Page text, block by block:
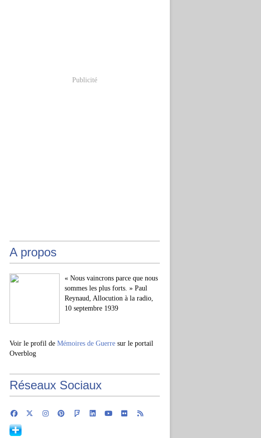
Publicité
A propos
« Nous vaincrons parce que nous
sommes les plus forts. » Paul
Reynaud, Allocution à la radio,
10 septembre 1939
Voir le profil de Mémoires de Guerre sur le portail
Overblog
Réseaux Sociaux